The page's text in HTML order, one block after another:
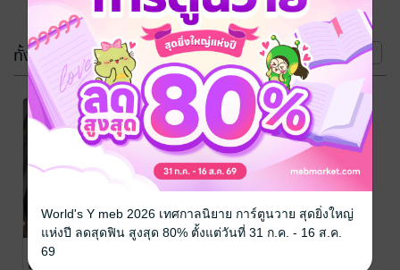
ทั้งหมด (2 เล่ม) หน้าที่ 1
บ่วงรักในกรง
แค้น
World's Y meb 2026 เทศกาลนิยาย การ์ตูนวาย สุดยิ่งใหญ่
แห่งปี ลดสุดฟิน สูงสุด 80% ตั้งแต่วันที่ 31 ก.ค. - 16 ส.ค.
69